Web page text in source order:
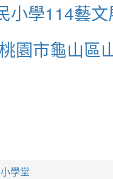
小學114藝
園市龜山區
學堂